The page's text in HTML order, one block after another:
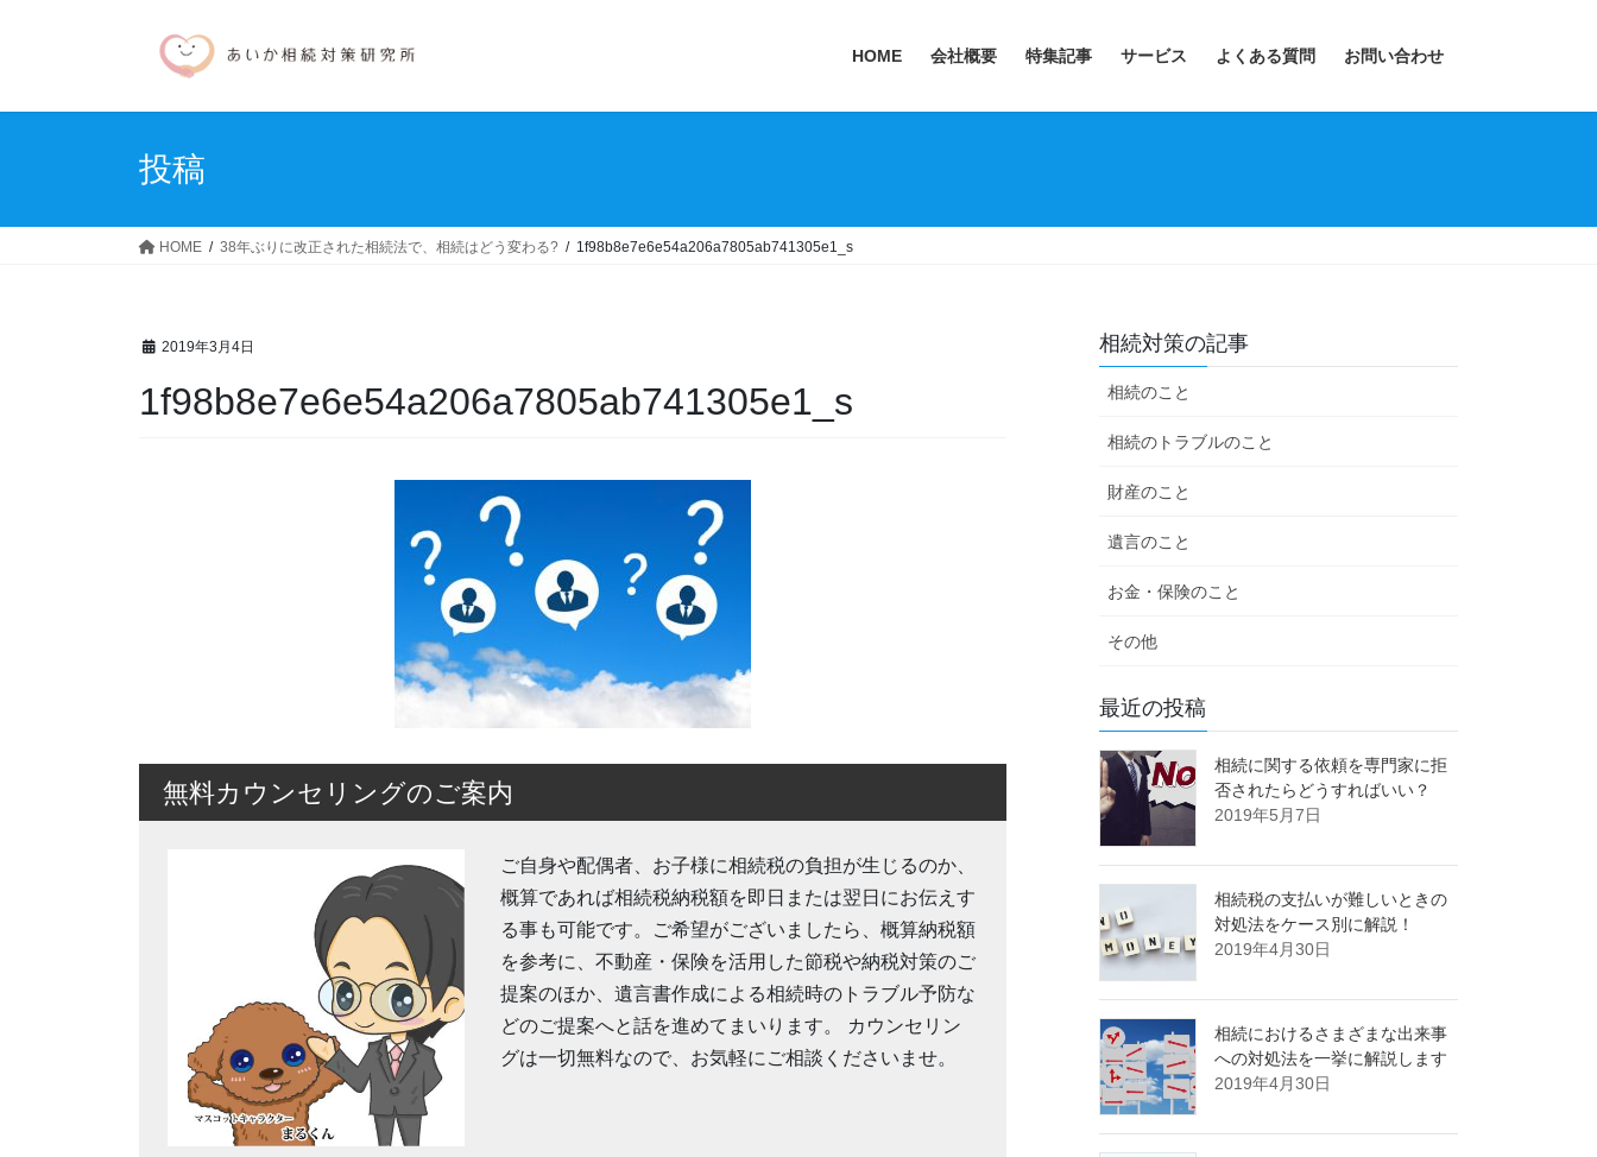
HOME 会社概要 特集記事 サービス よくある質問 お問い合わせ
投稿
HOME 38年ぶりに改正された相続法で、相続はどう変わる? 1f98b8e7e6e54a206a7805ab741305e1_s
2019年3月4日
1f98b8e7e6e54a206a7805ab741305e1_s
無料カウンセリングのご案内
ご自身や配偶者、お子様に相続税の負担が生じるのか、
概算であれば相続税納税額を即日または翌日にお伝えす
る事も可能です。ご希望がございましたら、概算納税額
を参考に、不動産・保険を活用した節税や納税対策のご
提案のほか、遺言書作成による相続時のトラブル予防な
どのご提案へと話を進めてまいります。 カウンセリン
グは一切無料なので、お気軽にご相談くださいませ。
相続対策の記事
相続のこと
相続のトラブルのこと
財産のこと
遺言のこと
お金・保険のこと
その他
最近の投稿
相続に関する依頼を専門家に拒
否されたらどうすればいい？
2019年5月7日
相続税の支払いが難しいときの
対処法をケース別に解説！
2019年4月30日
相続におけるさまざまな出来事
への対処法を一挙に解説します
2019年4月30日